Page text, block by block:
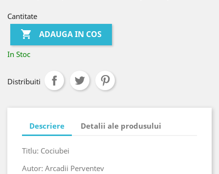
Cantitate
 ADAUGA IN COS
In Stoc
Distribuiti
Descriere Detalii ale produsului
Titlu: Cociubei
Autor: Arcadii Perventev